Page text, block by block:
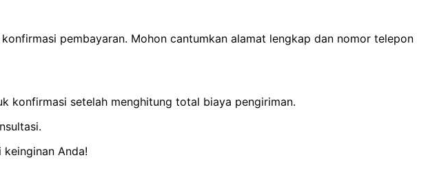
pembayaran. Mohon cantumkan alamat lengkap dan nomor telepon
konfirmasi setelah menghitung total biaya pengiriman.
Anda!